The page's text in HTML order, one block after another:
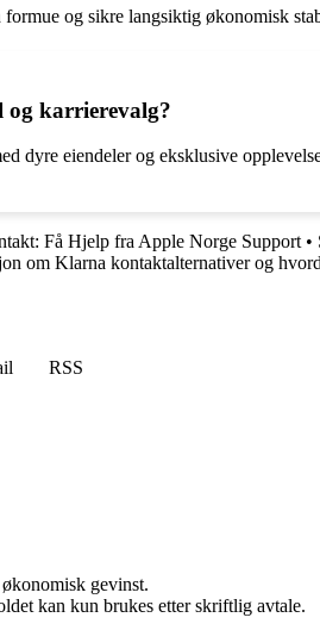
og sikre langsiktig økonomisk
og karrierevalg?
dyre eiendeler og eksklusive
Få Hjelp fra Apple Norge Support •
om Klarna kontaktalternativer og
RSS
gevinst.
kan kun brukes etter skriftlig avtale.